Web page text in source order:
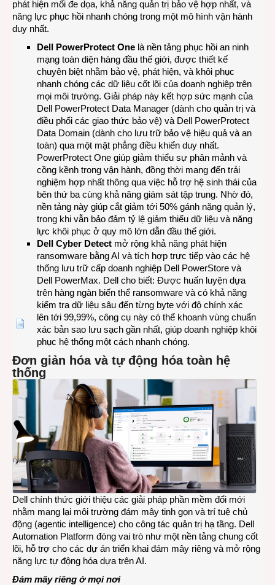
phát hiện mối đe dọa, khả năng quản trị bảo vệ hợp nhất, và
năng lực phục hồi nhanh chóng trong một mô hình vận hành
duy nhất.
Dell PowerProtect One là nền tảng phục hồi an ninh
mạng toàn diện hàng đầu thế giới, được thiết kế
chuyên biệt nhằm bảo vệ, phát hiện, và khôi phục
nhanh chóng các dữ liệu cốt lõi của doanh nghiệp trên
mọi môi trường. Giải pháp này kết hợp sức mạnh của
Dell PowerProtect Data Manager (dành cho quản trị và
điều phối các giao thức bảo vệ) và Dell PowerProtect
Data Domain (dành cho lưu trữ bảo vệ hiệu quả và an
toàn) qua một mặt phẳng điều khiển duy nhất.
PowerProtect One giúp giảm thiểu sự phân mảnh và
cồng kềnh trong vận hành, đồng thời mang đến trải
nghiệm hợp nhất thông qua việc hỗ trợ hệ sinh thái của
bên thứ ba cùng khả năng giám sát tập trung. Nhờ đó,
nền tảng này giúp cắt giảm tới 50% gánh nặng quản lý,
trong khi vẫn bảo đảm tỷ lệ giảm thiểu dữ liệu và năng
lực khôi phục ở quy mô lớn dẫn đầu thế giới.
Dell Cyber Detect mở rộng khả năng phát hiện
ransomware bằng AI và tích hợp trực tiếp vào các hệ
thống lưu trữ cấp doanh nghiệp Dell PowerStore và
Dell PowerMax. Dell cho biết: Được huấn luyện dựa
trên hàng ngàn biến thể ransomware và có khả năng
kiểm tra dữ liệu sâu đến từng byte với độ chính xác
lên tới 99,99%, công cụ này có thể khoanh vùng chuẩn
xác bản sao lưu sạch gần nhất, giúp doanh nghiệp khôi
phục hệ thống một cách nhanh chóng.
Đơn giản hóa và tự động hóa toàn hệ
thống
Dell chính thức giới thiệu các giải pháp phần mềm đổi mới
nhằm mang lại môi trường đám mây tinh gọn và trí tuệ chủ
động (agentic intelligence) cho công tác quản trị hạ tầng. Dell
Automation Platform đóng vai trò như một nền tảng chung cốt
lõi, hỗ trợ cho các dự án triển khai đám mây riêng và mở rộng
năng lực tự động hóa dựa trên AI.
Đám mây riêng ở mọi nơi